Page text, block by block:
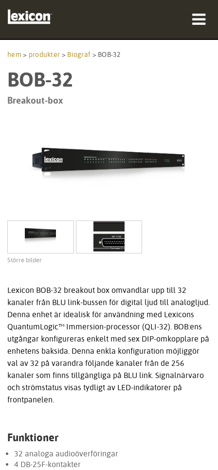
produkter
var man kan köpa
proffs
support
hem > produkter > Biograf > BOB-32
BOB-32
Breakout-box
Större bilder
Lexicon BOB-32 breakout box omvandlar upp till 32
kanaler från BLU link-bussen för digital ljud till analogljud.
Denna enhet är idealisk för användning med Lexicons
QuantumLogic™ Immersion-processor (QLI-32). BOB:ens
utgångar konfigureras enkelt med sex DIP-omkopplare på
enhetens baksida. Denna enkla konfiguration möjliggör
val av 32 på varandra följande kanaler från de 256
kanaler som finns tillgängliga på BLU link. Signalnärvaro
och strömstatus visas tydligt av LED-indikatorer på
frontpanelen.
Funktioner
32 analoga audioöverföringar
4 DB-25F-kontakter